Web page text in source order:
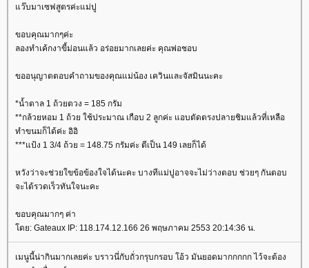
ว๊บมาเซฟสูตรค่ะแม่ปู
ขอบคุณมากๆค่ะ
ลองทำเค้กงาขี้ม่อนแล้ว อร่อยมากเลยค่ะ คุณพ่อชอบ
ขออนุญาตตอบคำถามของคุณแม่น้อง เควินและจัสมินนะคะ
*น้ำตาล 1 ถ้วยตวง = 185 กรัม
**กล้วยหอม 1 ถ้วย ใช้ประมาณ เกือบ 2 ลูกค่ะ แอบตัดตรงปลายชิมแล้วที่เหลือ
ทำขนมก็ได้ค่ะ อิอิ
***แป้ง 1 3/4 ถ้วย = 148.75 กรัมค่ะ ตีเป็น 149 เลยก็ได้
หวังว่าจะช่วยใขข้อข้องใจได้นะคะ บางทีแม่ปูอาจจะไม่ว่างตอบ ช่วยๆ กันตอบ
จะได้รวดเร็วทันใจนะคะ
ขอบคุณมากๆ ค่า
ดย: Gateaux IP: 118.174.12.166 26 พฤษภาคม 2553 20:14:36 น.
เมนูนี้น่ากินมากเลยค่ะ บราวนี่กับถั่วกรุบกรอบ โอ้ว มันยอดมากกกกก ไว้จะต้อง